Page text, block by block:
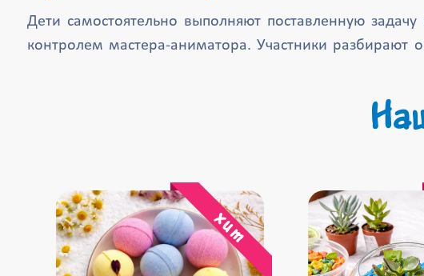
Дети самостоятельно выполняют поставленную задачу
контролем мастера-аниматора. Участники разбирают
хит